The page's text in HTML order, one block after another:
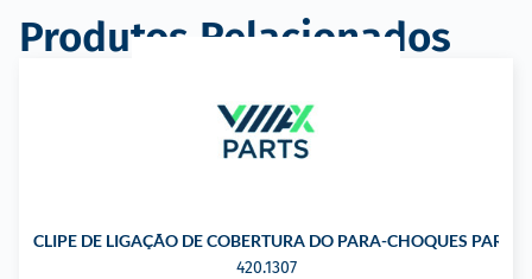
Produtos Relacionados
CLIPE DE LIGAÇÃO DE COBERTURA DO PARA-CHOQUES PARA
420.1307